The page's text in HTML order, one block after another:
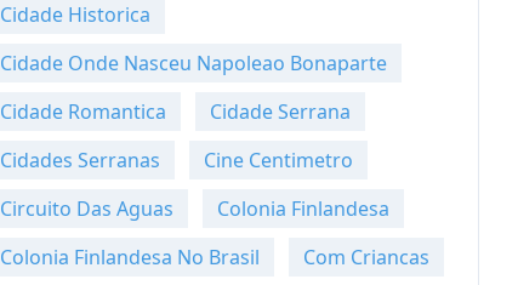
Cidade Historica
Cidade Onde Nasceu Napoleao Bonaparte
Cidade Romantica
Cidade Serrana
Cidades Serranas
Cine Centimetro
Circuito Das Aguas
Colonia Finlandesa
Colonia Finlandesa No Brasil
Com Criancas